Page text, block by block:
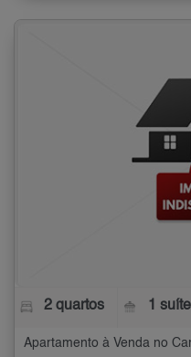
2 quartos 1 suíte
Apartamento à Venda no